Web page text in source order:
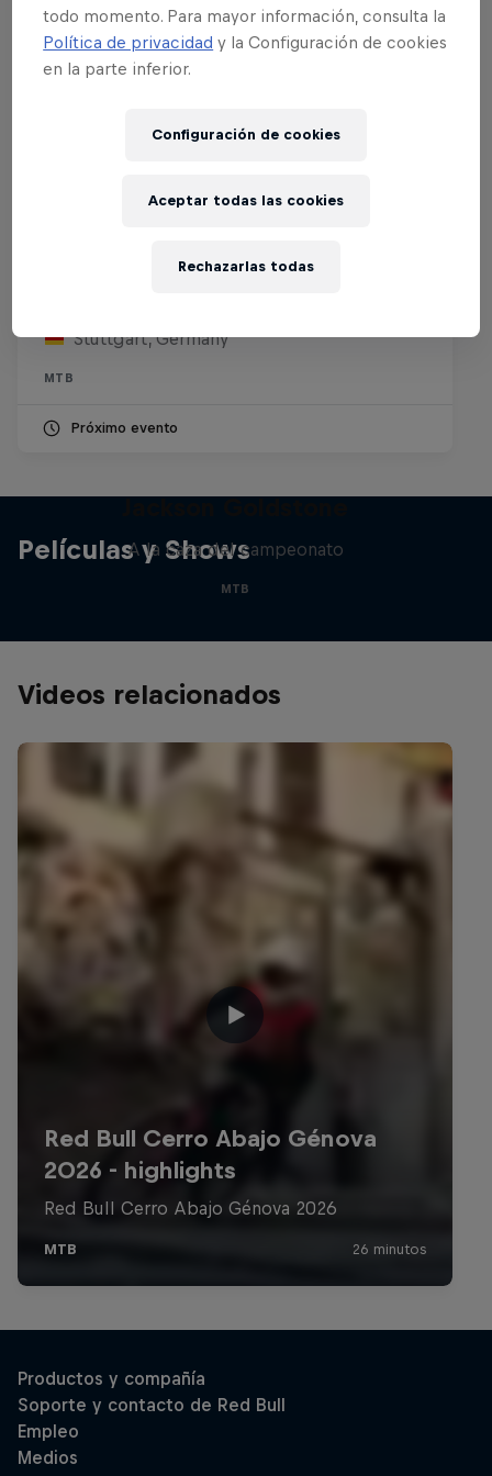
Red Bull Cerro Abajo Stuttgart
Stuttgart, Germany
MTB
Próximo evento
Películas y Shows
A la caza del campeonato
MTB
Videos relacionados
todo momento. Para mayor información, consulta la
Política de privacidad y la Configuración de cookies
en la parte inferior.
Configuración de cookies
Rechazarlas todas
Aceptar todas las cookies